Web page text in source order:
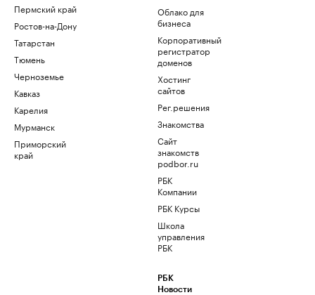
Пермский край
Ростов-на-Дону
Татарстан
Тюмень
Черноземье
Кавказ
Карелия
Мурманск
Приморский
край
Облако для
бизнеса
Корпоративный
регистратор
доменов
Хостинг
сайтов
Рег.решения
Знакомства
Сайт
знакомств
podbor.ru
РБК
Компании
РБК Курсы
Школа
управления
РБК
РБК
Новости